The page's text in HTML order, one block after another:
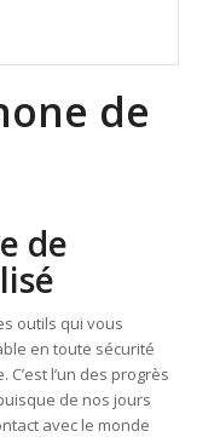
de
de
outils qui vous
en toute sécurité
l’un des progrès
de nos jours
avec le monde